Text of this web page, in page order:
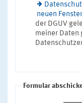
neuen
der DGUV
meiner Daten
Formular